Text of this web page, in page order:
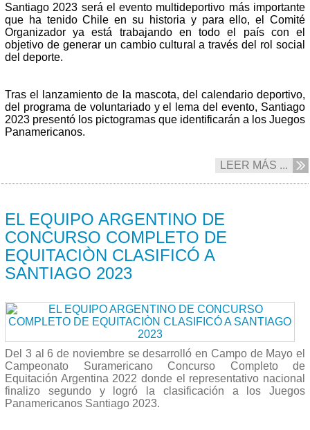
Santiago 2023 será el evento multideportivo más importante
que ha tenido Chile en su historia y para ello, el Comité
Organizador ya está trabajando en todo el país con el
objetivo de generar un cambio cultural a través del rol social
del deporte.
Tras el lanzamiento de la mascota, del calendario deportivo,
del programa de voluntariado y el lema del evento, Santiago
2023 presentó los pictogramas que identificarán a los Juegos
Panamericanos.
LEER MÁS ...
EL EQUIPO ARGENTINO DE
CONCURSO COMPLETO DE
EQUITACIÒN CLASIFICÓ A
SANTIAGO 2023
Del 3 al 6 de noviembre se desarrolló en Campo de Mayo el
Campeonato Suramericano Concurso Completo de
Equitación Argentina 2022 donde el representativo nacional
finalizo segundo y logró la clasificación a los Juegos
Panamericanos Santiago 2023.